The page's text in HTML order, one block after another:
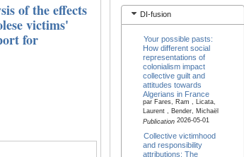
of the effects
victims'
for
DI-fusion
Your possible pasts:
How different social
representations of
colonialism impact
collective guilt and
attitudes towards
Algerians in France
par Fares, Ram , Licata,
Laurent , Bender, Michaël
Publication2026-05-01
Collective victimhood
and responsibility
attributions: The